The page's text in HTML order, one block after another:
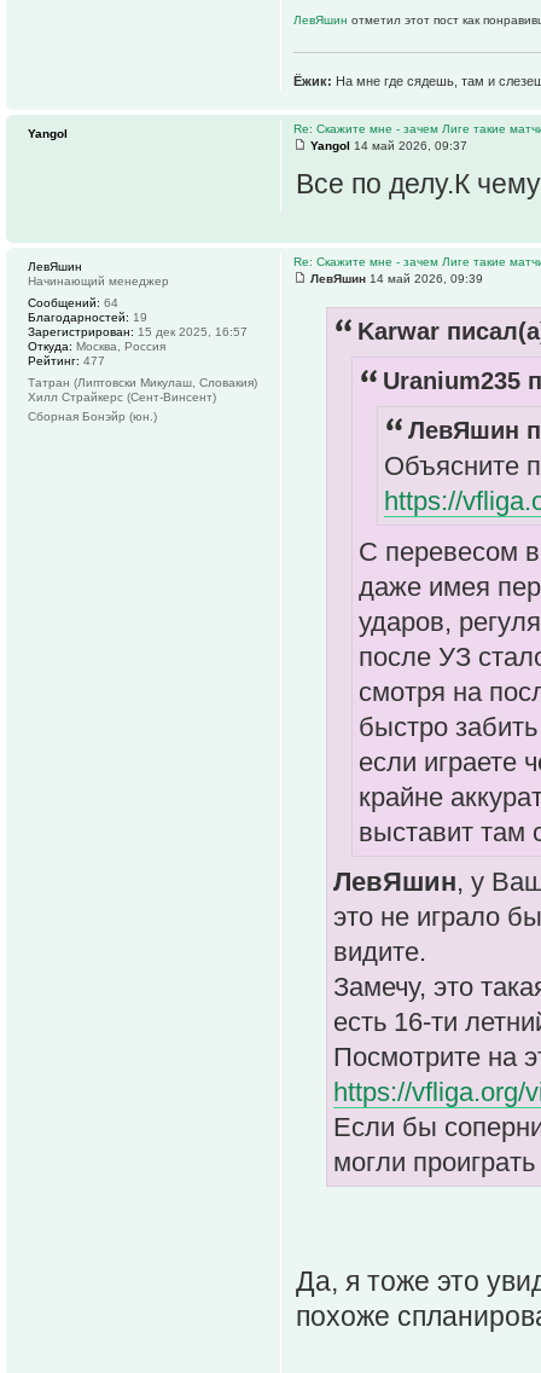
ЛевЯшин отметил этот пост как
Ёжик: На мне где сядешь, там и
Re: Скажите мне - зачем Лиге такие
Yangol 14 май 2026, 09:37
Все по делу.К
Yangol
Re: Скажите мне - зачем Лиге такие
ЛевЯшин 14 май 2026, 09:39
Karwar
Uranium235
ЛевЯшин
Объясните
https://
С перевесом в
даже имея
ударов,
после УЗ
смотря на
быстро
если играете
крайне
выставит там
ЛевЯшин, у
это не играло
видите.
Замечу, это
есть 16-ти
Посмотрите на
https://vfliga.org/
Если бы
могли
Да, я тоже это
похоже
ЛевЯшин
Начинающий менеджер
Сообщений: 64
Благодарностей: 19
Зарегистрирован: 15 дек 2025, 16:57
Откуда: Москва, Россия
Рейтинг: 477
Татран (Липтовски Микулаш, Словакия)
Хилл Страйкерс (Сент-Винсент)
Сборная Бонэйр (юн.)